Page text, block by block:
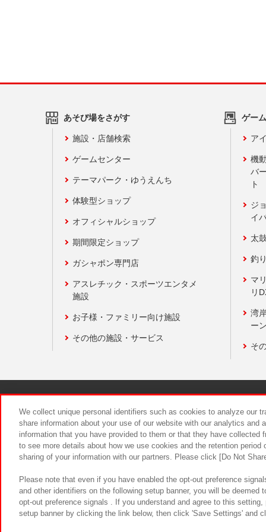
あそび場をさがす
施設・店舗検索
ゲームセンター
テーマパーク・ゆうえんち
体験型ショップ
オフィシャルショップ
期間限定ショップ
ガシャポン専門店
アスレチック・スポーツエンタメ
施設
お子様・ファミリー向け施設
その他の施設・サービス
ゲー
ア
機
バ
ト
ジ
イ
太
釣
マ
リ
湾
ー
そ
食品のご
We collect unique personal identifiers such as cookies to analyze our
share information about your use of our website with our analytics and
information that you have provided to them or that they have
to see more details about how we use cookies and the retention
sharing of your information with our partners. Please click [Do Not
Please note that even if you have enabled the opt-out preference
and other identifiers on the following setup banner, you will be
opt-out preference signals . If you understand and agree to this
setup banner by clicking the link below, then click 'Save Settings' and